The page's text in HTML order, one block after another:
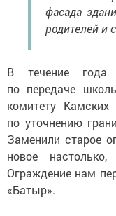
фасада
родителей и
В течение года
по передаче
комитету
по уточнению
Заменили старое
новое
Ограждение нам
«Батыр».